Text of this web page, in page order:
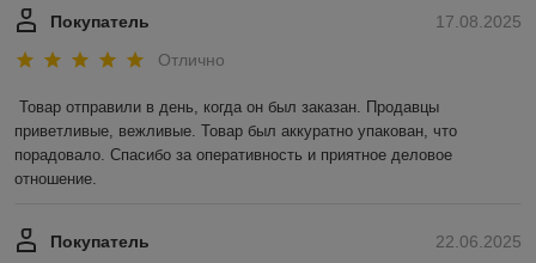
17.08.2025
Покупатель
Отлично
Товар отправили в день, когда он был заказан. Продавцы
приветливые, вежливые. Товар был аккуратно упакован, что
порадовало. Спасибо за оперативность и приятное деловое
отношение.
22.06.2025
Покупатель